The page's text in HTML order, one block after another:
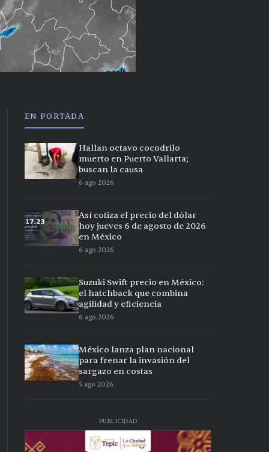
EN PORTADA
Hallan octavo cocodrilo
muerto en Puerto Vallarta;
buscan la causa
6 ago 2026
Así cotiza el precio del dólar
hoy jueves 6 de agosto de 2026
en México
6 ago 2026
Suzuki Swift precio en México:
el hatchback que combina
agilidad y eficiencia
6 ago 2026
México lanza plan nacional
para frenar la invasión del
sargazo en costas
5 ago 2026
PUBLICIDAD